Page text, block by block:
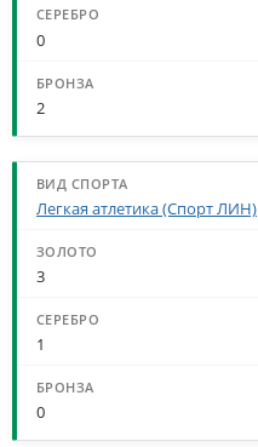
0
2
Легкая атлетика (Спорт ЛИН)
3
1
0